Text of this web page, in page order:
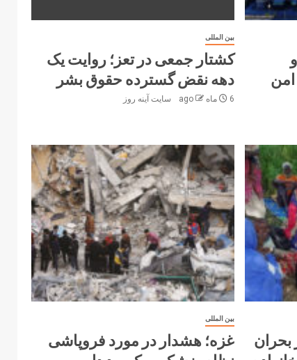
بین المللی
کشتار جمعی در تعز؛ روایت یک
دهه نقض گسترده حقوق بشر
6 ماه ago سایت آینه‌ روز
بین المللی
غزه؛ هشدار در مورد فروپاشی